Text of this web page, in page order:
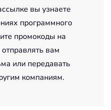
вы узнаете
программного
промокоды на
вам
или передавать
компаниям.